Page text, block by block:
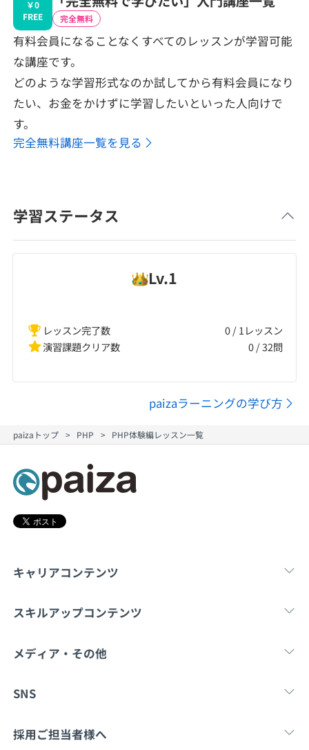
￥0
FREE
完全無料
有料会員になることなくすべてのレッスンが学習可能
な講座です。
どのような学習形式なのか試してから有料会員になり
たい、お金をかけずに学習したいといった人向けで
す。
完全無料講座一覧を見る
学習ステータス
Lv.1
レッスン完了数
0 / 1レッスン
演習課題クリア数
0/32問
paizaラーニングの学び方
paizaトップ PHP PHP体験編レッスン一覧
キャリアコンテンツ
転職・キャリア 新卒就
スキルアップコンテンツ
学習 マンガ・ゲーム
メディア・その他
Tech Team Journal note
SNS
X
採用ご担当者様へ